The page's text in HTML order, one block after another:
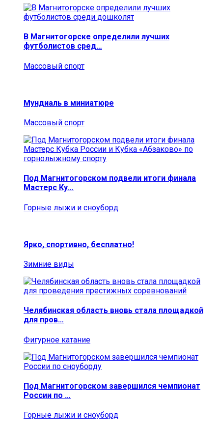
В Магнитогорске определили лучших
футболистов сред…
Массовый спорт
Мундиаль в миниатюре
Массовый спорт
Под Магнитогорском подвели итоги финала
Мастерс Ку…
Горные лыжи и сноуборд
Ярко, спортивно, бесплатно!
Зимние виды
Челябинская область вновь стала площадкой
для пров…
Фигурное катание
Под Магнитогорском завершился чемпионат
России по …
Горные лыжи и сноуборд